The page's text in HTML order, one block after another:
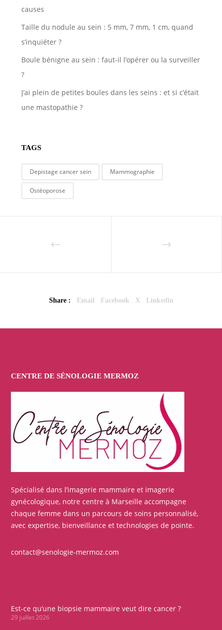
causes
Taille du nodule au sein : 5 mm, 7 mm, 1 cm, quand
s’inquiéter ?
Boule bénigne au sein : faut-il l’opérer ou la surveiller
?
J’ai plein de petites boules dans les seins : et si c’était
une mastopathie ?
TAGS
Depistage cancer sein Mammographie
Ostéoporose
Share : Email Facebook X Linkedin
CENTRE DE SÉNOLOGIE MERMOZ
Spécialisé dans l’imagerie mammaire et imagerie
gynécologique, notre centre à Marseille accompagne
chaque femme dans un parcours de soins personnalisé,
avec expertise, bienveillance et technologies de pointe.
contact@senologie-mermoz.com
Est-ce qu’une biopsie mammaire veut dire cancer ?
29 juillet 2026